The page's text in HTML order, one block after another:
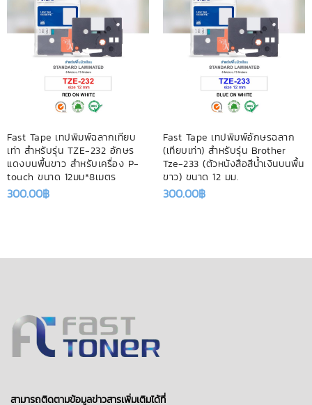
Fast Tape เทปพิมพ์ฉลากเทียบ
เท่า สำหรับรุ่น TZE-232 อักษร
แดงบนพื้นขาว สำหรับเครื่อง P-
touch ขนาด 12มม*8เมตร
300.00฿
Fast Tape เทปพิมพ์อักษรฉลาก
(เทียบเท่า) สำหรับรุ่น Brother
Tze-233 (ตัวหนังสือสีน้ำเงินบนพื้น
ขาว) ขนาด 12 มม.
300.00฿
สามารถติดตามข้อมูลข่าวสารเพิ่มเติมได้ที่